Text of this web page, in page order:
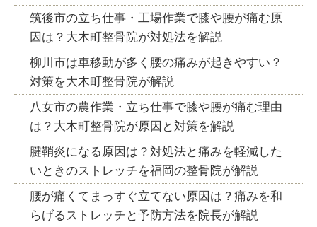
筑後市の立ち仕事・工場作業で膝や腰が痛む原
因は？大木町整骨院が対処法を解説
柳川市は車移動が多く腰の痛みが起きやすい？
対策を大木町整骨院が解説
八女市の農作業・立ち仕事で膝や腰が痛む理由
は？大木町整骨院が原因と対策を解説
腱鞘炎になる原因は？対処法と痛みを軽減した
いときのストレッチを福岡の整骨院が解説
腰が痛くてまっすぐ立てない原因は？痛みを和
らげるストレッチと予防方法を院長が解説